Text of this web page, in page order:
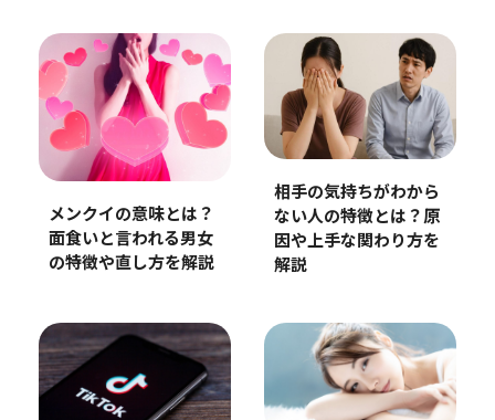
メンクイの意味とは？
面食いと言われる男女
の特徴や直し方を解説
相手の気持ちがわから
ない人の特徴とは？原
因や上手な関わり方を
解説